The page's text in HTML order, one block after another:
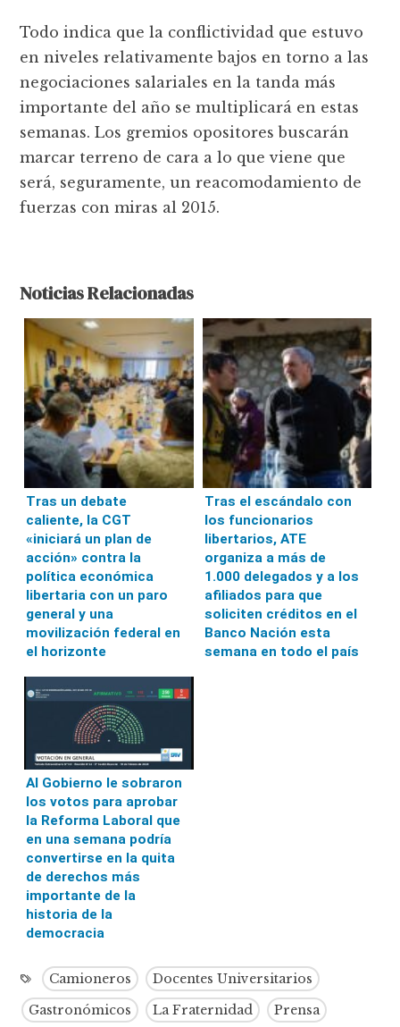
Todo indica que la conflictividad que estuvo
en niveles relativamente bajos en torno a las
negociaciones salariales en la tanda más
importante del año se multiplicará en estas
semanas. Los gremios opositores buscarán
marcar terreno de cara a lo que viene que
será, seguramente, un reacomodamiento de
fuerzas con miras al 2015.
Noticias Relacionadas
Tras un debate
caliente, la CGT
«iniciará un plan de
acción» contra la
política económica
libertaria con un paro
general y una
movilización federal en
el horizonte
Tras el escándalo con
los funcionarios
libertarios, ATE
organiza a más de
1.000 delegados y a los
afiliados para que
soliciten créditos en el
Banco Nación esta
semana en todo el país
Al Gobierno le sobraron
los votos para aprobar
la Reforma Laboral que
en una semana podría
convertirse en la quita
de derechos más
importante de la
historia de la
democracia
Camioneros
Docentes Universitarios
Gastronómicos
La Fraternidad Prensa